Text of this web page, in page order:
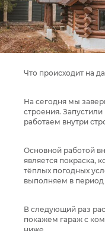
Что происходит на
На сегодня мы
строения.
работаем внутри
Основной работой
является покраска,
тёплых погодных
выполняем в период
В следующий раз
покажем гараж с